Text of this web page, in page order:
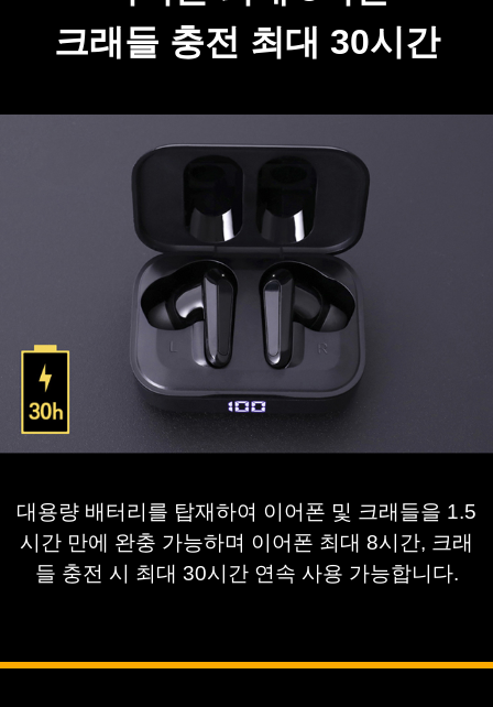
크래들 충전 최대 30시간
대용량 배터리를 탑재하여 이어폰 및 크래들을 1.5
시간 만에 완충 가능하며 이어폰 최대 8시간, 크래
들 충전 시 최대 30시간 연속 사용 가능합니다.